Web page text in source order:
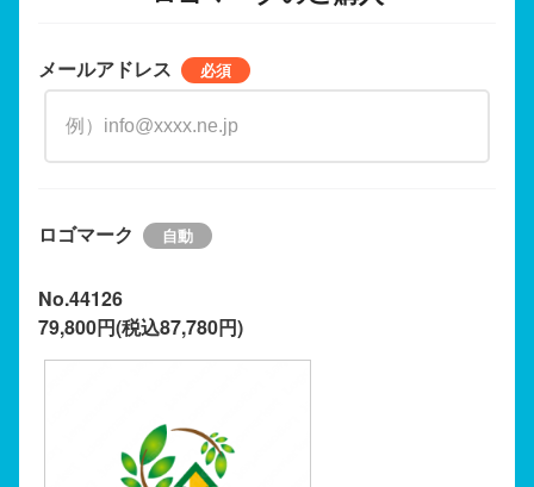
メールアドレス
ロゴマーク
No.44126
79,800円(税込87,780円)